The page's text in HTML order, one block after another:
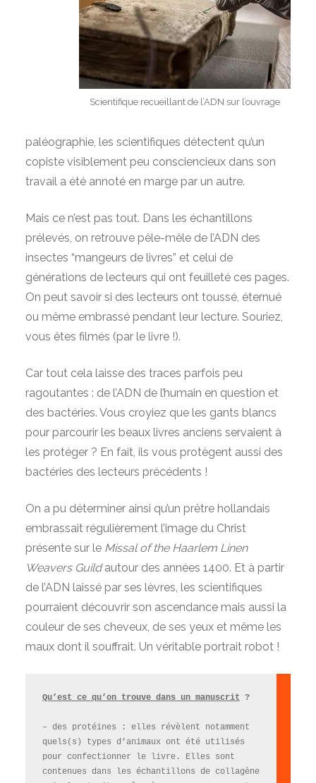
Scientifique recueillant de l’ADN sur l’ouvrage
paléographie, les scientifiques détectent qu’un
copiste visiblement peu consciencieux dans son
travail a été annoté en marge par un autre.
Mais ce n’est pas tout. Dans les échantillons
prélevés, on retrouve pêle-mêle de l’ADN des
insectes “mangeurs de livres” et celui de
générations de lecteurs qui ont feuilleté ces pages.
On peut savoir si des lecteurs ont toussé, éternué
ou même embrassé pendant leur lecture. Souriez,
vous êtes filmés (par le livre !).
Car tout cela laisse des traces parfois peu
ragoutantes : de l’ADN de l’humain en question et
des bactéries. Vous croyiez que les gants blancs
pour parcourir les beaux livres anciens servaient à
les protéger ? En fait, ils vous protègent aussi des
bactéries des lecteurs précédents !
On a pu déterminer ainsi qu’un prêtre hollandais
embrassait régulièrement l’image du Christ
présente sur le Missal of the Haarlem Linen
Weavers Guildautour des années 1400. Et à partir
de l’ADN laissé par ses lèvres, les scientifiques
pourraient découvrir son ascendance mais aussi la
couleur de ses cheveux, de ses yeux et même les
maux dont il souffrait. Un véritable portrait robot !
Qu’est ce qu’on trouve dans un manuscrit ?
– des protéines : elles révèlent notamment
quels(s) types d’animaux ont été utilisés
pour confectionner le livre. Elles sont
contenues dans les échantillons de collagène